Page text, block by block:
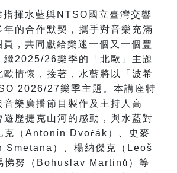
指揮水藍與NTSO國立臺灣交響
年的合作默契，攜手對音樂充滿
，共同獻給樂迷一個又一個豐
繼2025/26樂季的「北歐」主題
歐情懷，接著，水藍將以「波希
2026/27樂季主題。本講座特
音樂廣播節目製作及主持人高
遊歷捷克山河的感動，與水藍對
克（Antonín Dvořá k ）、史麥
Smetana ）、楊納傑克（Leoš
悌努（Bohuslav Martin ů ）等